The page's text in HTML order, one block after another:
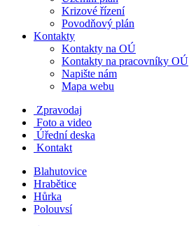
Krizové řízení
Povodňový plán
Kontakty
Kontakty na OÚ
Kontakty na pracovníky OÚ
Napište nám
Mapa webu
Zpravodaj
Foto a video
Úřední deska
Kontakt
Blahutovice
Hrabětice
Hůrka
Polouvsí